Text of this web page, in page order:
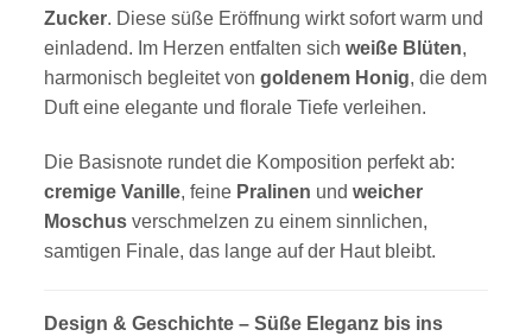
Zucker. Diese süße Eröffnung wirkt sofort warm und
einladend. Im Herzen entfalten sich weiße Blüten,
harmonisch begleitet von goldenem Honig, die dem
Duft eine elegante und florale Tiefe verleihen.
Die Basisnote rundet die Komposition perfekt ab:
cremige Vanille, feine Pralinen und weicher
Moschusverschmelzen zu einem sinnlichen,
samtigen Finale, das lange auf der Haut bleibt.
Design & Geschichte – Süße Eleganz bis ins